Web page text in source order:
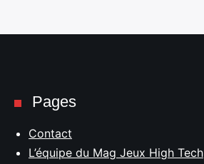
Pages
Contact
L’équipe du Mag Jeux High Tech